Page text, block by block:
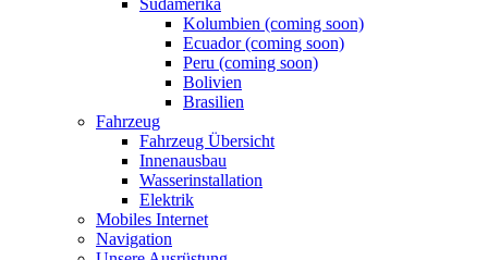
Südamerika
Kolumbien (coming soon)
Ecuador (coming soon)
Peru (coming soon)
Bolivien
Brasilien
Fahrzeug
Fahrzeug Übersicht
Innenausbau
Wasserinstallation
Elektrik
Mobiles Internet
Navigation